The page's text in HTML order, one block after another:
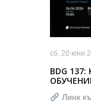
сб, 20 юни
BDG
Линк